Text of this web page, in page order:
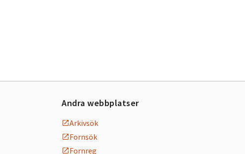
Andra webbplatser
Arkivsök
Fornsök
Fornreg